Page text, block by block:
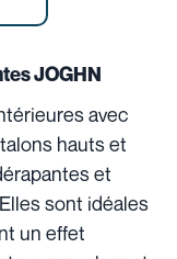
JOGHN
avec
hauts et
et
sont idéales
un effet